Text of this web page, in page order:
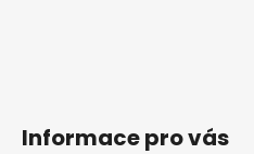
Informace pro vás